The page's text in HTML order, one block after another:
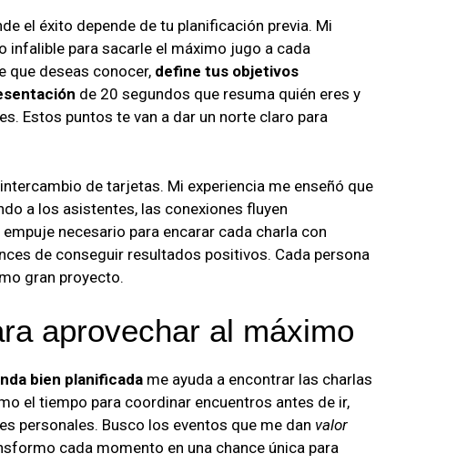
el éxito depende de tu planificación previa. Mi
infalible para sacarle el máximo jugo a cada
que deseas conocer, define tus objetivos
de 20 segundos que resuma quién eres y
Estos puntos te van a dar un norte claro para
de tarjetas. Mi experiencia me enseñó que
a los asistentes, las conexiones fluyen
necesario para encarar cada charla con
de conseguir resultados positivos. Cada persona
gran proyecto.
aprovechar al máximo
bien planificada me ayuda a encontrar las charlas
el tiempo para coordinar encuentros antes de ir,
personales. Busco los eventos que me dan valor
cada momento en una chance única para